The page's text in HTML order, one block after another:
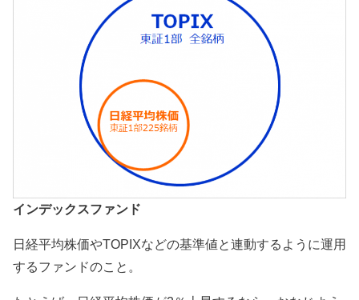
インデックスファンド
日経平均株価やTOPIXなどの基準値と連動するように運用
するファンドのこと。